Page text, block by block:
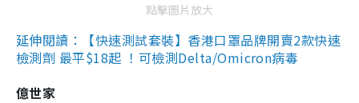
點擊圖片放大
延伸閱讀：【快速測試套裝】香港口罩品牌開賣2款快速
檢測劑 最平$18起 ！可檢測Delta/Omicron病毒
億世家